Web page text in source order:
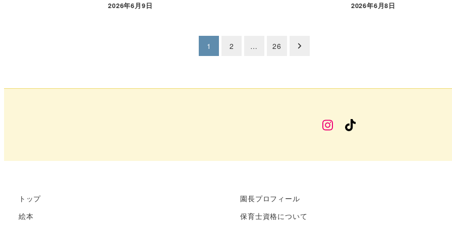
2026年6月9日 2026年6月8日
ナ
ョ
ン
1 2 … 26
幼
Instagram
TikTok
トップ
絵本
園長プロフィール
保育士資格について